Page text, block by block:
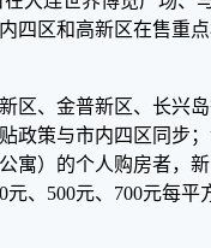
四区和高新区在售重
区、金普新区、长兴
政策与市内四区同步
寓）的个人购房者，
、500元、700元每